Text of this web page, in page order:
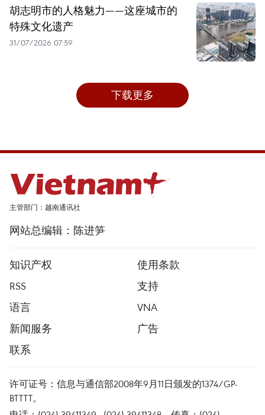
胡志明市的人格魅力——这座城市的
特殊文化遗产
31/07/2026 07:59
下载更多
主管部门：越南通讯社
网站总编辑：陈进笋
知识产权
使用条款
RSS
支持
语言
VNA
新闻服务
广告
联系
许可证号：信息与通信部2008年9月11日颁发的1374/GP-
BTTTT。